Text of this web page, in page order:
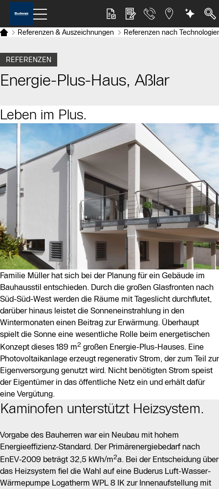
Referenzen & Auszeichnungen Referenzen nach
REFERENZEN
Energie-Plus-Haus, Aßlar
Leben im Plus.
Familie Müller hat sich bei der Planung für ein Gebäude im
Bauhausstil entschieden. Durch die großen Glasfronten nach
Süd-Süd-West werden die Räume mit Tageslicht durchflutet,
darüber hinaus leistet die Sonneneinstrahlung in den
Wintermonaten einen Beitrag zur Erwärmung. Überhaupt
spielt die Sonne eine wesentliche Rolle beim energetischen
Konzept dieses 189 m2 großen Energie-Plus-Hauses. Eine
Photovoltaikanlage erzeugt regenerativ Strom, der zum Teil zur
Eigenversorgung genutzt wird. Nicht benötigten Strom speist
der Eigentümer in das öffentliche Netz ein und erhält dafür
eine Vergütung.
Kaminofen unterstützt Heizsystem.
Vorgabe des Bauherren war ein Neubau mit hohem
Energieeffizienz-Standard. Der Primärenergiebedarf nach
EnEV‑2009 beträgt 32,5 kWh/m2a. Bei der Entscheidung über
das Heizsystem fiel die Wahl auf eine Buderus Luft-Wasser-
Wärmepumpe Logatherm WPL 8 IK zur Innenaufstellung mit